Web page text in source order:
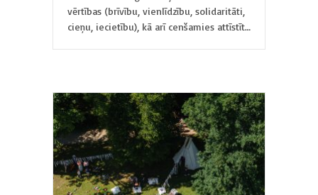
vērtības (brīvību, vienlīdzību, solidaritāti,
cieņu, iecietību), kā arī cenšamies attīstīt…